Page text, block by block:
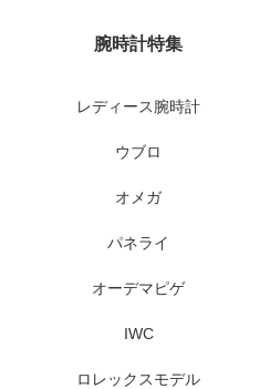
腕時計特集
レディース腕時計
ウブロ
オメガ
パネライ
オーデマピゲ
IWC
ロレックスモデル